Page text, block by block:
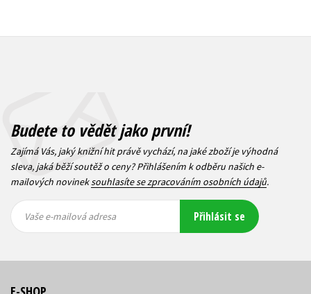
Budete to vědět jako první!
Zajímá Vás, jaký knižní hit právě vychází, na jaké zboží je výhodná
sleva, jaká běží soutěž o ceny? Přihlášením k odběru našich e-
mailových novineksouhlasíte se zpracováním osobních údajů.
mailová
mailová
Vaše e-mailová adresa Přihlásit se